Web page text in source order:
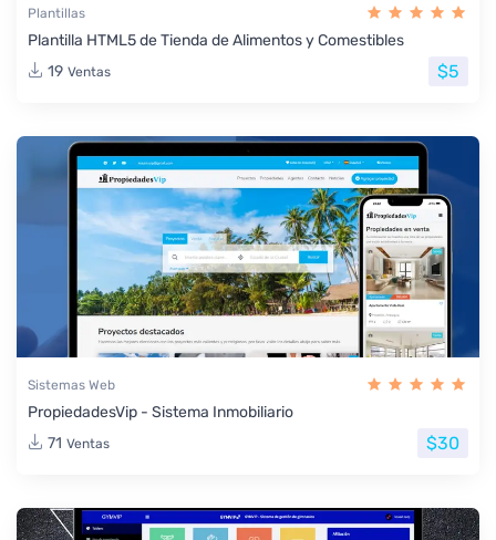
Plantillas
Plantilla HTML5 de Tienda de Alimentos y Comestibles
19 Ventas $5
Sistemas Web
PropiedadesVip - Sistema Inmobiliario
71 Ventas $30